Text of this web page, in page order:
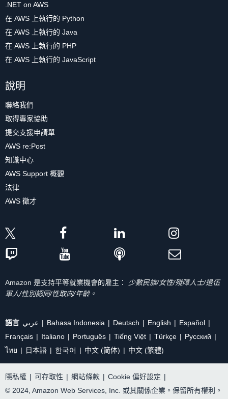
.NET on AWS
在 AWS 上執行的 Python
在 AWS 上執行的 Java
在 AWS 上執行的 PHP
在 AWS 上執行的 JavaScript
說明
聯絡我們
取得專家協助
提交支援申請單
AWS re:Post
知識中心
AWS Support 概觀
法律
AWS 徵才
Amazon 是支持平等就業機會的雇主：
少數民族/女性/殘障人士/退伍
軍人/性別認同/性取向/年齡。
語言 عربي Bahasa Indonesia Deutsch English
Español
Français
Italiano Português Tiếng Việt Türkçe
Ρусский
ไทย
日本語 한국어 中文 (简体) 中文 (繁體)
隱私權 | 可存取性 | 網站條款 | Cookie 偏好設定 |
© 2024, Amazon Web Services, Inc. 或其關係企業。保留所有權利。